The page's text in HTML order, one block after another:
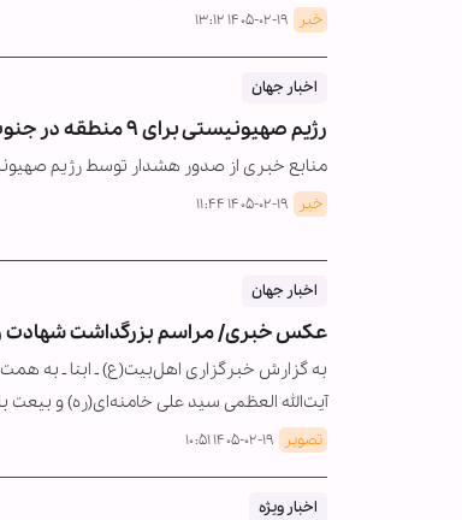
خبر ۱۴۰۵-۰۲-۱۹ ۱۳:۱۲
اخبار جهان
رژیم صهیونیستی برای ۹ منطقه در جنوب لبنان هشدار تخلیه صادر کرد
منابع خبری از صدور هشدار توسط رژیم صهیونیستی برای تخلیه ۹
خبر ۱۴۰۵-۰۲-۱۹ ۱۱:۴۴
اخبار جهان
عکس خبری/ مراسم بزرگداشت شهادت
به گزارش خبرگزاری اهل‌بیت(ع) ـ ابنا ـ به
آیت‌الله العظمی سید علی خامنه‌ای(ره) و
تصویر ۱۴۰۵-۰۲-۱۹ ۱۰:۵۱
اخبار ویژه